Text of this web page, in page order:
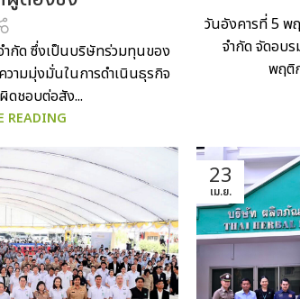
กัด ซึ่งเป็นบริษัทร่วมทุนของ
ามมุ่งมั่นในการดำเนินธุรกิจ
ดชอบต่อสัง...
READING
วันอังคารที่ 5
จำกัด จัดอบร
พฤติ
23
เม.ย.